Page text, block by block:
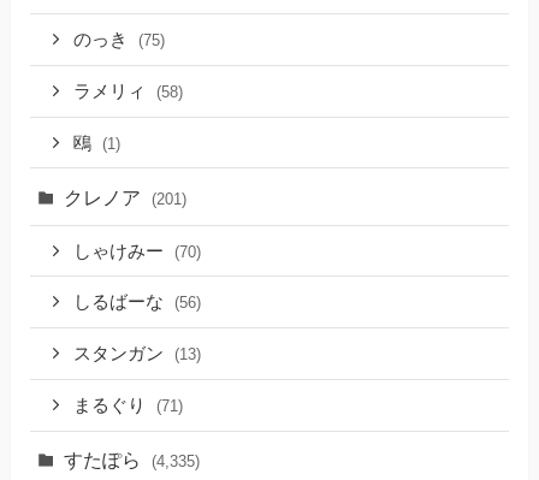
のっき (75)
ラメリィ (58)
鴎 (1)
クレノア (201)
しゃけみー (70)
しるばーな (56)
スタンガン (13)
まるぐり (71)
すたぽら (4,335)